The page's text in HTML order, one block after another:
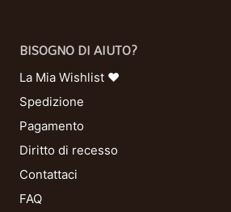
BISOGNO DI AIUTO?
La Mia Wishlist ❤
Spedizione
Pagamento
Diritto di recesso
Contattaci
FAQ